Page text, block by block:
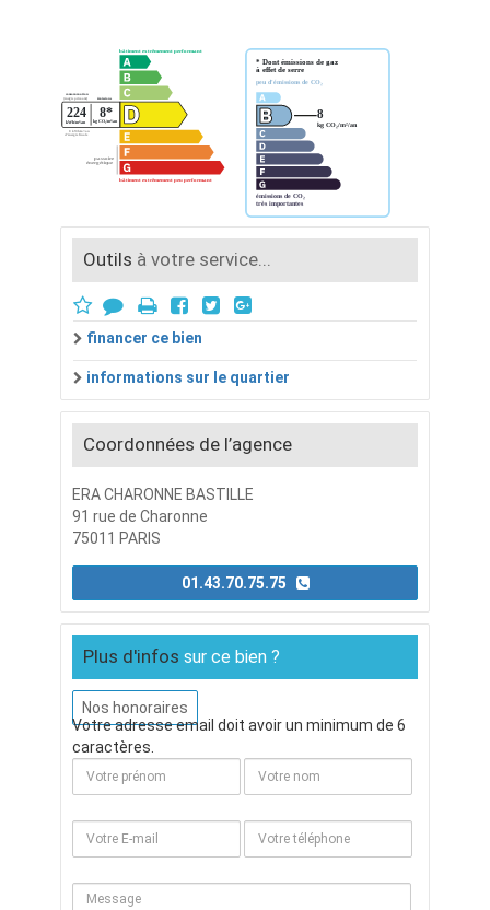
Outils à votre service...
financer ce bien
informations sur le quartier
Coordonnées de l’agence
ERA CHARONNE BASTILLE
91 rue de Charonne
75011 PARIS
Plus d'infos sur ce bien ?
Nos honoraires
Votre adresse email doit avoir un minimum de 6
caractères.